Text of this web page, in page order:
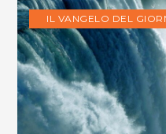
IL VANGELO DEL